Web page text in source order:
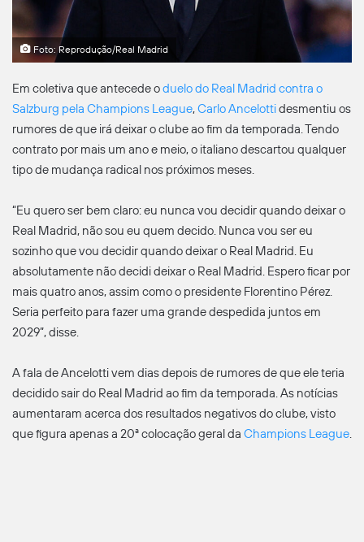
Foto: Reprodução/Real Madrid
Em coletiva que antecede oduelo do Real Madrid contra o
Salzburg pela Champions League,Carlo Ancelottidesmentiu os
rumores de que irá deixar o clube ao fim da temporada. Tendo
contrato por mais um ano e meio, o italiano descartou qualquer
tipo de mudança radical nos próximos meses.
“Eu quero ser bem claro: eu nunca vou decidir quando deixar o
Real Madrid, não sou eu quem decido. Nunca vou ser eu
sozinho que vou decidir quando deixar o Real Madrid. Eu
absolutamente não decidi deixar o Real Madrid. Espero ficar por
mais quatro anos, assim como o presidente Florentino Pérez.
Seria perfeito para fazer uma grande despedida juntos em
2029”, disse.
A fala de Ancelotti vem dias depois de rumores de que ele teria
decidido sair do Real Madrid ao fim da temporada. As notícias
aumentaram acerca dos resultados negativos do clube, visto
que figura apenas a 20ª colocação geral da Champions League.